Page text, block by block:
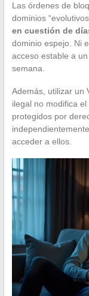
Las órdenes de
dominios
en cuestión de
dominio espejo. Ni
acceso estable a
semana.
Además, utilizar un
ilegal no modifica
protegidos por
acceder a ellos.